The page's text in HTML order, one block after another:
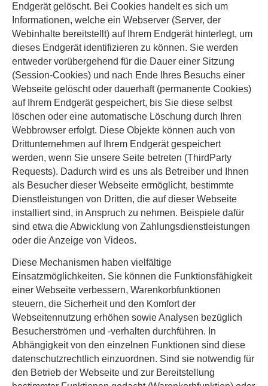
Endgerät gelöscht. Bei Cookies handelt es sich um
Informationen, welche ein Webserver (Server, der
Webinhalte bereitstellt) auf Ihrem Endgerät hinterlegt, um
dieses Endgerät identifizieren zu können. Sie werden
entweder vorübergehend für die Dauer einer Sitzung
(Session-Cookies) und nach Ende Ihres Besuchs einer
Webseite gelöscht oder dauerhaft (permanente Cookies)
auf Ihrem Endgerät gespeichert, bis Sie diese selbst
löschen oder eine automatische Löschung durch Ihren
Webbrowser erfolgt. Diese Objekte können auch von
Drittunternehmen auf Ihrem Endgerät gespeichert
werden, wenn Sie unsere Seite betreten (ThirdParty
Requests). Dadurch wird es uns als Betreiber und Ihnen
als Besucher dieser Webseite ermöglicht, bestimmte
Dienstleistungen von Dritten, die auf dieser Webseite
installiert sind, in Anspruch zu nehmen. Beispiele dafür
sind etwa die Abwicklung von Zahlungsdienstleistungen
oder die Anzeige von Videos.
Diese Mechanismen haben vielfältige
Einsatzmöglichkeiten. Sie können die Funktionsfähigkeit
einer Webseite verbessern, Warenkorbfunktionen
steuern, die Sicherheit und den Komfort der
Webseitennutzung erhöhen sowie Analysen bezüglich
Besucherströmen und -verhalten durchführen. In
Abhängigkeit von den einzelnen Funktionen sind diese
datenschutzrechtlich einzuordnen. Sind sie notwendig für
den Betrieb der Webseite und zur Bereitstellung